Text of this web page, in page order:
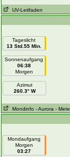
UV-Leitfaden
Tageslicht
13 Std.55 Min.
Sonnenaufgang
06:38
Morgen
Azimut
260.3° W
Mondinfo - Aurora -
Mondaufgang
Morgen
03:27